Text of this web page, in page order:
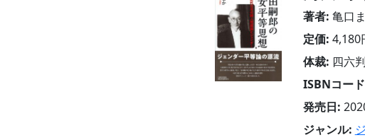
著者: 亀口
定価: 4,180
体裁: 四六
ISBNコー
発売日:
ジャンル: